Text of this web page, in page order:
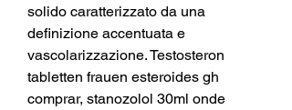
solido caratterizzato da una
definizione accentuata e
vascolarizzazione. Testosteron
tabletten frauen esteroides gh
comprar, stanozolol 30ml onde